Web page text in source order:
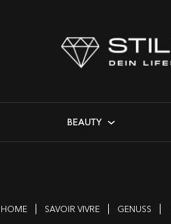
BEAUTY
HOME SAVOIR VIVRE GENUSS